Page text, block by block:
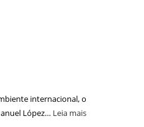
internacional, o
López… Leia mais